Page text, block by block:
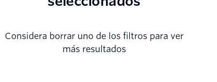
Considera borrar uno de los filtros para ver
más resultados